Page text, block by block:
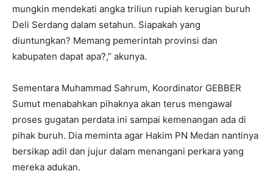
mungkin mendekati angka triliun rupiah kerugian buruh
Deli Serdang dalam setahun. Siapakah yang
diuntungkan? Memang pemerintah provinsi dan
kabupaten dapat apa?,” akunya.
Sementara Muhammad Sahrum, Koordinator GEBBER
Sumut menabahkan pihaknya akan terus mengawal
proses gugatan perdata ini sampai kemenangan ada di
pihak buruh. Dia meminta agar Hakim PN Medan nantinya
bersikap adil dan jujur dalam menangani perkara yang
mereka adukan.